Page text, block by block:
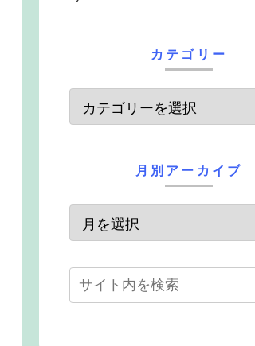
カテゴリー
月別アーカイブ